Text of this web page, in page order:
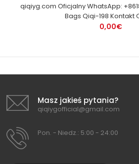
qiqiyg.com Oficjalny WhatsApp:
Bags Qiqi-198 Kontakt
0,00€
Masz jakieś pytania?
qiqiygofficial@gmail.com
Pon. - Niedz.: 5:00 - 24:00